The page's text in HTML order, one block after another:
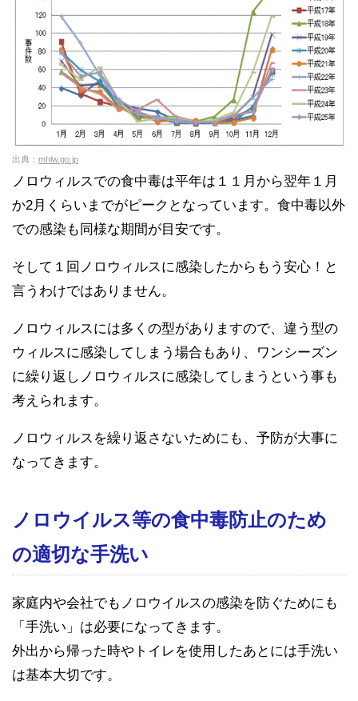
出典： mhlw.go.jp
ノロウィルスでの食中毒は平年は１１月から翌年１月
か2月くらいまでがピークとなっています。食中毒以外
での感染も同様な期間が目安です。
そして１回ノロウィルスに感染したからもう安心！と
言うわけではありません。
ノロウィルスには多くの型がありますので、違う型の
ウィルスに感染してしまう場合もあり、ワンシーズン
に繰り返しノロウィルスに感染してしまうという事も
考えられます。
ノロウィルスを繰り返さないためにも、予防が大事に
なってきます。
ノロウイルス等の食中毒防止のため
の適切な手洗い
家庭内や会社でもノロウイルスの感染を防ぐためにも
「手洗い」は必要になってきます。
外出から帰った時やトイレを使用したあとには手洗い
は基本大切です。